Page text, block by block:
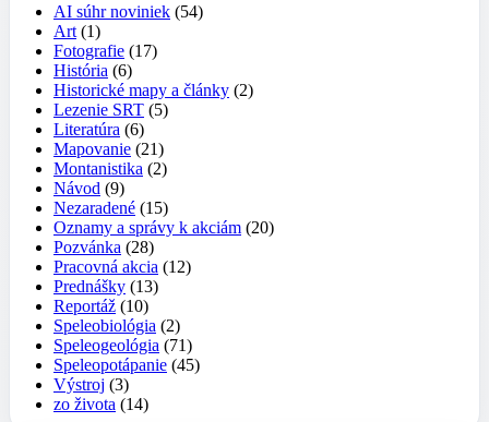
AI súhr noviniek (54)
Art (1)
Fotografie (17)
História (6)
Historické mapy a články (2)
Lezenie SRT (5)
Literatúra (6)
Mapovanie (21)
Montanistika (2)
Návod (9)
Nezaradené (15)
Oznamy a správy k akciám (20)
Pozvánka (28)
Pracovná akcia (12)
Prednášky (13)
Reportáž (10)
Speleobiológia (2)
Speleogeológia (71)
Speleopotápanie (45)
Výstroj (3)
zo života (14)